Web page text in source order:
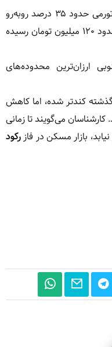
بازار مسکن تهران در یک سال اخیر با تورمی حدود ۳۵ درصد روبه‌رو
بوده و میانگین قیمت هر مترمربع به حدود ۱۲۰ میلیون تومان رسیده
ارزان‌ترین محدوده‌های
کندتر شده، اما کاهش
می‌گویند تا زمانی
بازار مسکن در فاز رکود